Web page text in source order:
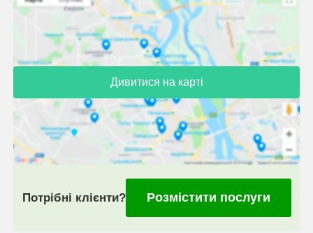
Дивитися на карті
Потрібні клієнти? Розмістити послуги